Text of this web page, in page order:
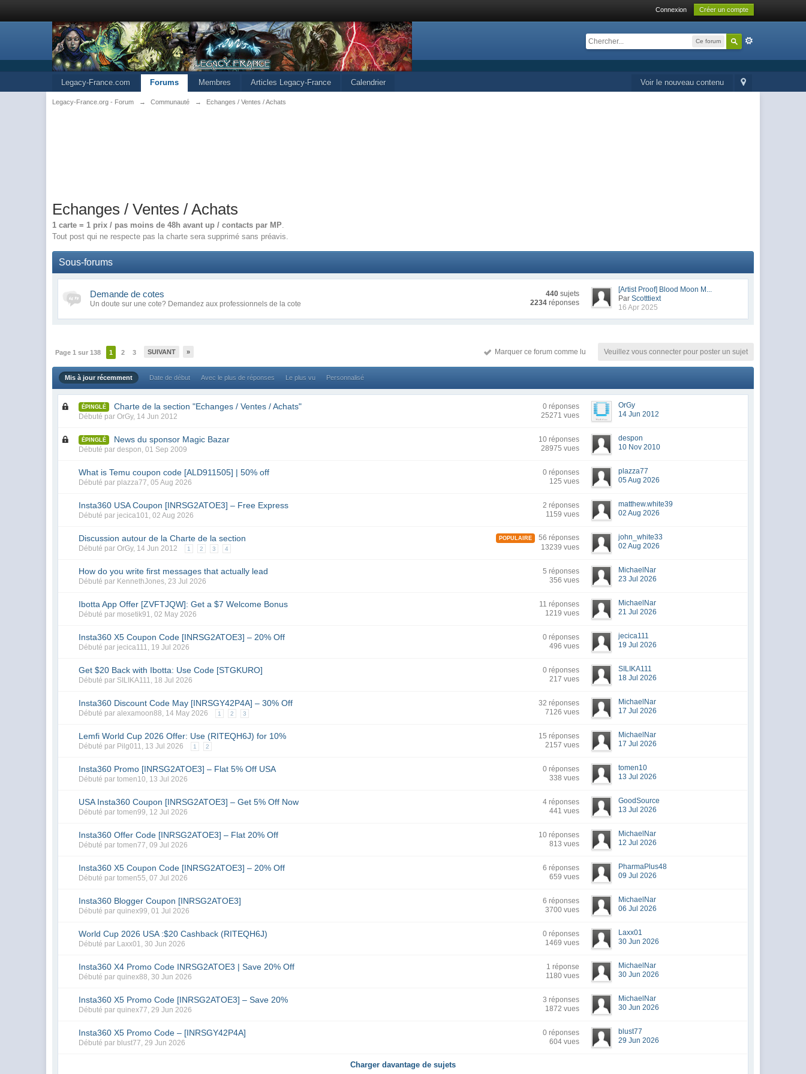
Connexion Créer un compte
Ce forum
Voir le nouveau contenu
Legacy-France.com Forums Membres Articles Legacy-France Calendrier
Legacy-France.org - Forum → Communauté → Echanges / Ventes / Achats
Echanges / Ventes / Achats
1 carte = 1 prix / pas moins de 48h avant up / contacts par MP.
Tout post qui ne respecte pas la charte sera supprimé sans préavis.
Sous-forums
Demande de cotes
Un doute sur une cote? Demandez aux professionnels de la cote
440 sujets
2234 réponses
[Artist Proof] Blood Moon M...
ParScotttiext
16 Apr 2025
Page 1 sur 138 1 2 3 SUIVANT » Veuillez vous connecter pour poster un sujet
Marquer ce forum comme lu
Mis à jour récemment Date de début Avec le plus de réponses Le plus vu Personnalisé
ÉPINGLÉ Charte de la section "Echanges / Ventes / Achats"
Débuté parOrGy, 14 Jun 2012
0 réponses
25271 vues
OrGy
14 Jun 2012
ÉPINGLÉ News du sponsor Magic Bazar
Débuté pardespon,01 Sep 2009
10 réponses
28975 vues
despon
10 Nov 2010
What is Temu coupon code [ALD911505] | 50% off
Débuté par plazza77,05 Aug 2026
0 réponses
125 vues
plazza77
05 Aug 2026
Insta360 USA Coupon [INRSG2ATOE3] – Free Express
Débuté par jecica101,02 Aug 2026
2 réponses
1159 vues
matthew.white39
02 Aug 2026
Discussion autour de la Charte de la section
Débuté parOrGy, 14 Jun 2012 1 2 3 4
POPULAIRE
56 réponses
13239 vues
john_white33
02 Aug 2026
How do you write first messages that actually lead
Débuté par KennethJones,23 Jul 2026
5 réponses
356 vues
MichaelNar
23 Jul 2026
Ibotta App Offer [ZVFTJQW]: Get a $7 Welcome Bonus
Débuté par mosetik91,02 May 2026
11 réponses
1219 vues
MichaelNar
21 Jul 2026
Insta360 X5 Coupon Code [INRSG2ATOE3] – 20% Off
Débuté par jecica111, 19 Jul 2026
0 réponses
496 vues
jecica111
19 Jul 2026
Get $20 Back with Ibotta: Use Code [STGKURO]
Débuté par SILIKA111, 18 Jul 2026
0 réponses
217 vues
SILIKA111
18 Jul 2026
Insta360 Discount Code May [INRSGY42P4A] – 30% Off
Débuté paralexamoon88, 14 May 2026 1 2 3
32 réponses
7126 vues
MichaelNar
17 Jul 2026
Lemfi World Cup 2026 Offer: Use (RITEQH6J) for 10%
Débuté par Pilg011, 13 Jul 2026 1 2
15 réponses
2157 vues
MichaelNar
17 Jul 2026
Insta360 Promo [INRSG2ATOE3] – Flat 5% Off USA
Débuté partomen10, 13 Jul 2026
0 réponses
338 vues
tomen10
13 Jul 2026
USA Insta360 Coupon [INRSG2ATOE3] – Get 5% Off Now
Débuté partomen99, 12 Jul 2026
4 réponses
441 vues
GoodSource
13 Jul 2026
Insta360 Offer Code [INRSG2ATOE3] – Flat 20% Off
Débuté partomen77,09 Jul 2026
10 réponses
813 vues
MichaelNar
12 Jul 2026
Insta360 X5 Coupon Code [INRSG2ATOE3] – 20% Off
Débuté partomen55,07 Jul 2026
6 réponses
659 vues
PharmaPlus48
09 Jul 2026
Insta360 Blogger Coupon [INRSG2ATOE3]
Débuté parquinex99,01 Jul 2026
6 réponses
3700 vues
MichaelNar
06 Jul 2026
World Cup 2026 USA :$20 Cashback (RITEQH6J)
Débuté par Laxx01,30 Jun 2026
0 réponses
1469 vues
Laxx01
30 Jun 2026
Insta360 X4 Promo Code INRSG2ATOE3 | Save 20% Off
Débuté parquinex88,30 Jun 2026
1 réponse
1180 vues
MichaelNar
30 Jun 2026
Insta360 X5 Promo Code [INRSG2ATOE3] – Save 20%
Débuté parquinex77,29 Jun 2026
3 réponses
1872 vues
MichaelNar
30 Jun 2026
Insta360 X5 Promo Code – [INRSGY42P4A]
Débuté par blust77,29 Jun 2026
0 réponses
604 vues
blust77
29 Jun 2026
Charger davantage de sujets